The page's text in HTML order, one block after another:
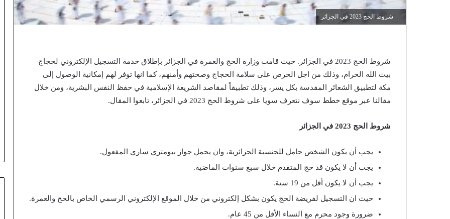
شروط الحج 2023 في الجزائر
شروط الحج 2023 في الجزائر. حيث قامت وزارة الحج والعمرة في الجزائر بإطلاق خدمة التسجيل الإلكتروني لحجاج
بيت الله الحرام، وذلك من اجل الحرص على سلامة الحجاج وصحتهم وأمنهم، كما انها توفر لهم إمكانية الوصول إلى
مكة لتطبيق الشعائر المقدسة بكل يسر، وذلك تطبيقاً لمقاصد الشريعة الإسلامية في حفظ النفس البشرية، ومن خلال
مقالنا عبر موقع خطط سوف نتعرف سويا على شروط الحج 2023 في الجزائر، تابعوا المقال.
شروط الحج 2023 في الجزائر
يجب أن يكون الشخص حامل للجنسية الجزائرية، وان يحمل جواز بيومتري ساري المفعول.
يجب أن لا يكون قد حج المتقدم خلال سبع سنوات الماضية.
يجب أن لا يكون أقل من 19 سنة.
حيث ان التسجيل لفريضة الحج يكون بشكل إلكتروني من خلال الموقع الإلكتروني الرسمي الخاص بالحج والعمرة.
ضرورة وجود محرم مع النساء الأقل من 45 عام.